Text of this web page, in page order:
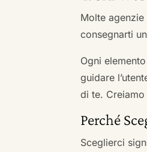
Molte
consegnarti
Ogni
guidare
di te.
Perché
Sceglierci